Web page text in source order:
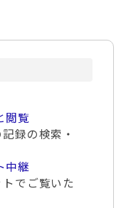
閲覧
録の検索・
中継
でご覧いた